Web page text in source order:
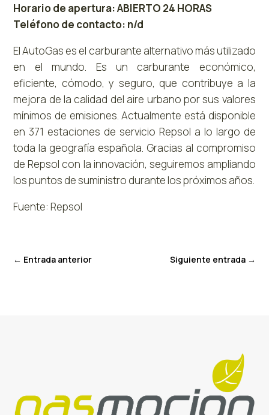
Horario de apertura: ABIERTO 24 HORAS
Teléfono de contacto: n/d
El AutoGas es el carburante alternativo más utilizado
en el mundo. Es un carburante económico,
eficiente, cómodo, y seguro, que contribuye a la
mejora de la calidad del aire urbano por sus valores
mínimos de emisiones. Actualmente está disponible
en 371 estaciones de servicio Repsol a lo largo de
toda la geografía española. Gracias al compromiso
de Repsol con la innovación, seguiremos ampliando
los puntos de suministro durante los próximos años.
Fuente: Repsol
← Entrada anterior Siguiente entrada→